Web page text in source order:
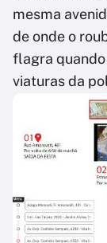
mesma
de onde o
flagra quando
viaturas da